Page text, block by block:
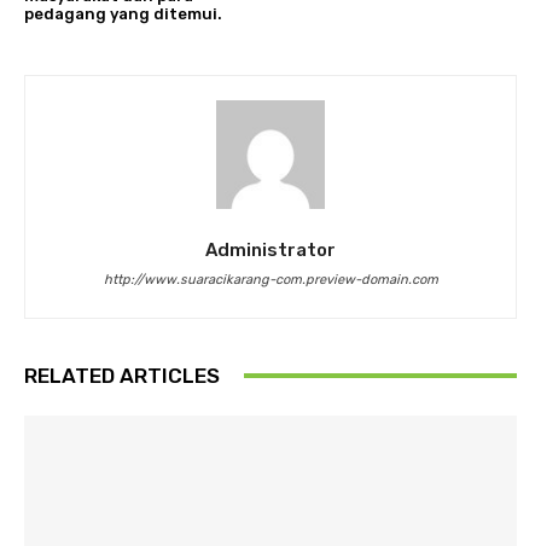
pedagang yang ditemui.
Administrator
http://www.suaracikarang-com.preview-domain.com
RELATED ARTICLES